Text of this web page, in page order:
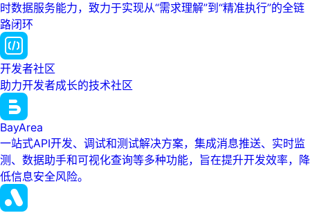
时数据服务能力，致力于实现从“需求理解”到“精准执行”的全链
路闭环
开发者社区
助力开发者成长的技术社区
BayArea
一站式API开发、调试和测试解决方案，集成消息推送、实时监
测、数据助手和可视化查询等多种功能，旨在提升开发效率，降
低信息安全风险。